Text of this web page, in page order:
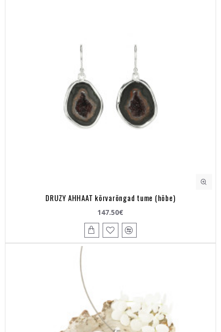
DRUZY AHHAAT kõrvarõngad tume (hõbe)
147.50€